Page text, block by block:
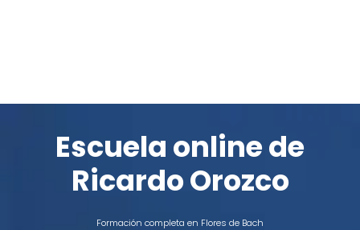
Escuela online de
Ricardo Orozco
Formación completa en Flores de Bach